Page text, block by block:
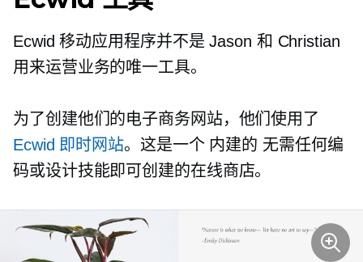
Ecwid 移动应用程序并不是 Jason 和 Christian
用来运营业务的唯一工具。
为了创建他们的电子商务网站，他们使用了
Ecwid 即时网站。这是一个 内建的 无需任何编
码或设计技能即可创建的在线商店。